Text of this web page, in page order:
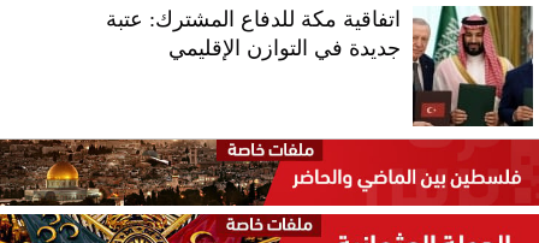
اتفاقية مكة للدفاع المشترك: عتبة
جديدة في التوازن الإقليمي